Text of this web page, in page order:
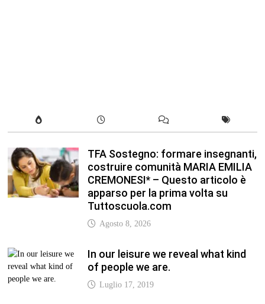
TFA Sostegno: formare insegnanti,
costruire comunità MARIA EMILIA
CREMONESI* – Questo articolo è
apparso per la prima volta su
Tuttoscuola.com
Agosto 8, 2026
In our leisure we reveal what kind
of people we are.
Luglio 17, 2019